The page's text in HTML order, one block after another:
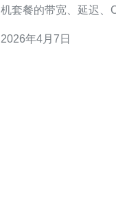
机套餐的带宽、延迟、
价比与技术支持兼备的合作方。 价格与套
2026年4月7日